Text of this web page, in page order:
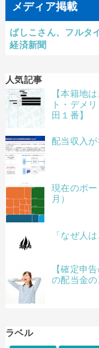
メディア掲載
ばしこさん、フルタ
経済新聞
人気記事
【本籍地
ト・デメ
田１番】
配当収入
現在のポ
月）
「なぜ人
【確定申
の配当金
ラベル